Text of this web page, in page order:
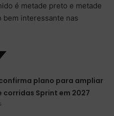
é metade preto e metade
bem interessante nas
confirma plano para ampliar
corridas Sprint em 2027